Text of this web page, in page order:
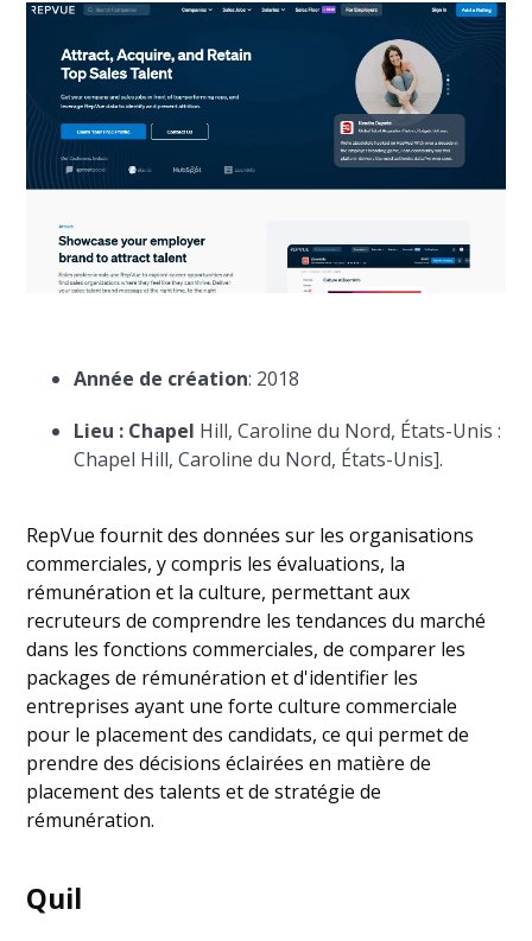
Année de création: 2018
Lieu : Chapel Hill, Caroline du Nord, États-Unis :
Chapel Hill, Caroline du Nord, États-Unis].
RepVue fournit des données sur les organisations
commerciales, y compris les évaluations, la
rémunération et la culture, permettant aux
recruteurs de comprendre les tendances du marché
dans les fonctions commerciales, de comparer les
packages de rémunération et d'identifier les
entreprises ayant une forte culture commerciale
pour le placement des candidats, ce qui permet de
prendre des décisions éclairées en matière de
placement des talents et de stratégie de
rémunération.
Quil